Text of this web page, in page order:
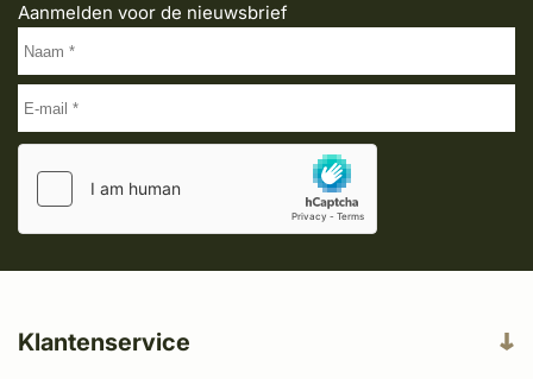
Aanmelden voor de nieuwsbrief
Klantenservice